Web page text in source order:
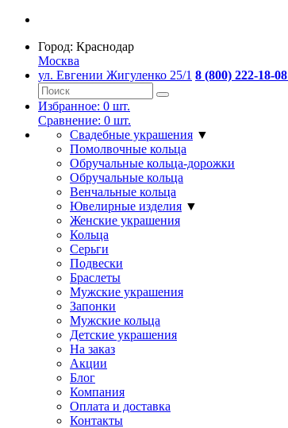
Город: Краснодар
Москва
ул. Евгении Жигуленко 25/1 8 (800) 222-18-08
Избранное: 0 шт.
Сравнение: 0 шт.
Свадебные украшения ▼
Помолвочные кольца
Обручальные кольца-дорожки
Обручальные кольца
Венчальные кольца
Ювелирные изделия ▼
Женские украшения
Кольца
Серьги
Подвески
Браслеты
Мужские украшения
Запонки
Мужские кольца
Детские украшения
На заказ
Акции
Блог
Компания
Оплата и доставка
Контакты